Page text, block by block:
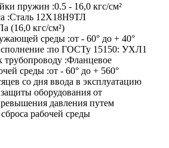
пружин :0.5 - 16,0 кгс/см²
:Сталь 12Х18Н9ТЛ
(16,0 кгс/см²)
среды :от - 60° до + 40°
:по ГОСТу 15150: УХЛ1
трубопроводу :Фланцевое
среды :от - 60° до + 560°
со дня ввода в эксплуатацию
оборудования от
давления путем
рабочей среды